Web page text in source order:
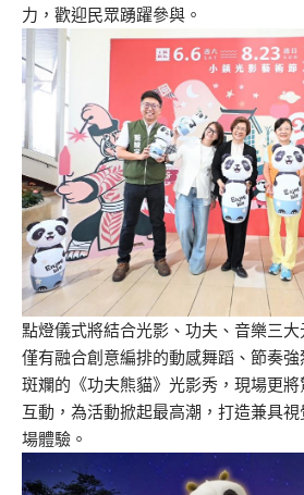
力，歡迎民眾踴躍參與。
點燈儀式將結合光影、功夫、音樂三
僅有融合創意編排的動感舞蹈、節奏
斑斕的《功夫熊貓》光影秀，現場更
互動，為活動掀起最高潮，打造兼具
場體驗。